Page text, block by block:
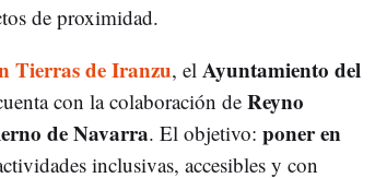
de proximidad.
Tierras de Iranzu, el Ayuntamiento del
con la colaboración deReyno
de Navarra. El objetivo: poner en
inclusivas, accesibles y con